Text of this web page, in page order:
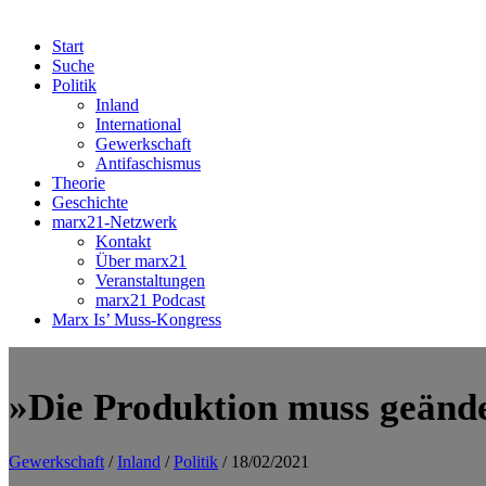
Start
Suche
Politik
Inland
International
Gewerkschaft
Antifaschismus
Theorie
Geschichte
marx21-Netzwerk
Kontakt
Über marx21
Veranstaltungen
marx21 Podcast
Marx Is’ Muss-Kongress
»Die Produktion muss
Gewerkschaft /Inland /Politik / 18/02/2021